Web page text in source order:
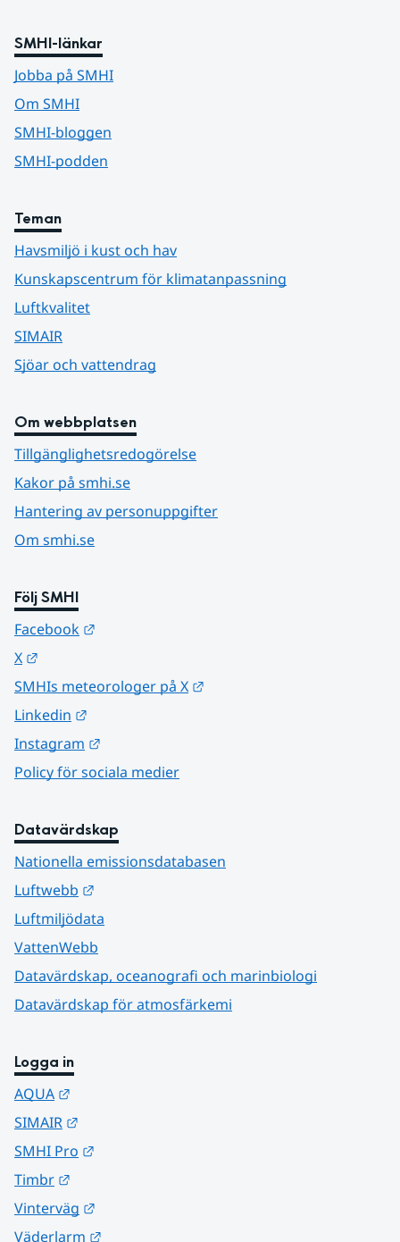
SMHI-länkar
Jobba på SMHI
Om SMHI
SMHI-bloggen
SMHI-podden
Teman
Havsmiljö i kust och hav
Kunskapscentrum för klimatanpassning
Luftkvalitet
SIMAIR
Sjöar och vattendrag
Om webbplatsen
Tillgänglighetsredogörelse
Kakor på smhi.se
Hantering av personuppgifter
Om smhi.se
Följ SMHI
Facebook
X
SMHIs meteorologer på X
Linkedin
Instagram
Policy för sociala medier
Datavärdskap
Nationella emissionsdatabasen
Luftwebb
Luftmiljödata
VattenWebb
Datavärdskap, oceanografi och marinbiologi
Datavärdskap för atmosfärkemi
Logga in
AQUA
SIMAIR
SMHI Pro
Timbr
Vinterväg
Väderlarm